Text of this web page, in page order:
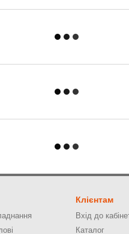
Клієнтам
Вхід до
Каталог